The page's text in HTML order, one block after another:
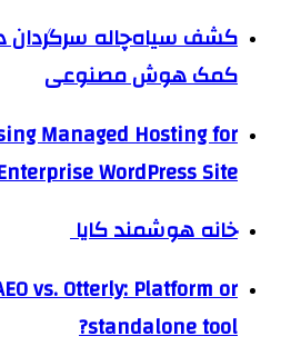
کشف سیاه‌چاله سرگردان
کمک هوش مصنوعی
Managed Hosting for
WordPress Site
خانه هوشمند کایا
vs. Otterly: Platform or
standalone tool?